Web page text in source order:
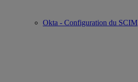
Okta - Configuration du SCIM